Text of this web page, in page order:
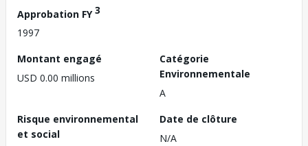
Approbation FY3
1997
Montant engagé
USD 0.00 millions
Catégorie
Environnementale
A
Risque environnemental
et social
Date de clôture
N/A